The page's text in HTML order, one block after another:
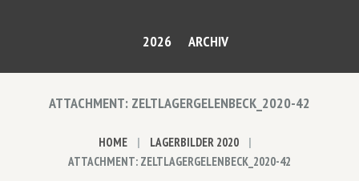
2026 ARCHIV
ATTACHMENT: ZELTLAGERGELENBECK_2020-42
HOME
LAGERBILDER 2020
ATTACHMENT: ZELTLAGERGELENBECK_2020-42